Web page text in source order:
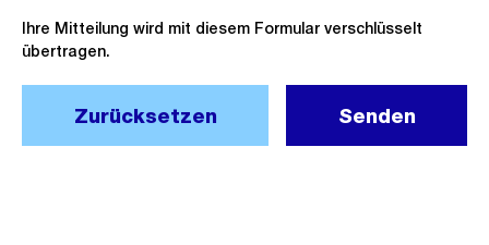
Ihre Mitteilung wird mit diesem Formular verschlüsselt
übertragen.
Zurücksetzen Senden